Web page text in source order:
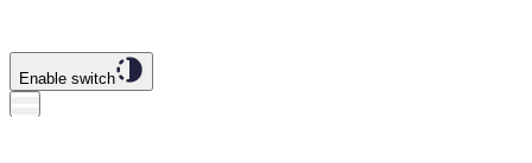
Enable switch